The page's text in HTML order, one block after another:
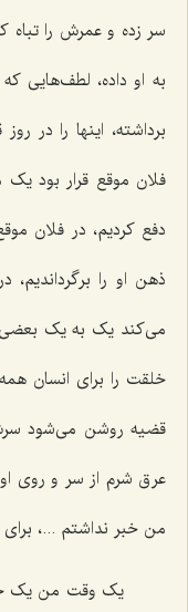
سر زده و عمرش را تباه
به او داده، لطف‌هایی
برداشته، اینها را در
فلان موقع قرار بود یک
دفع کردیم، در فلان
ذهن او را
می‌کند یک به یک بعضی
خلقت را برای انسان
قضیه روشن می‌شود سرش
عرق شرم از سر و روی
من خبر نداشتم ...،
یک وقت من یک